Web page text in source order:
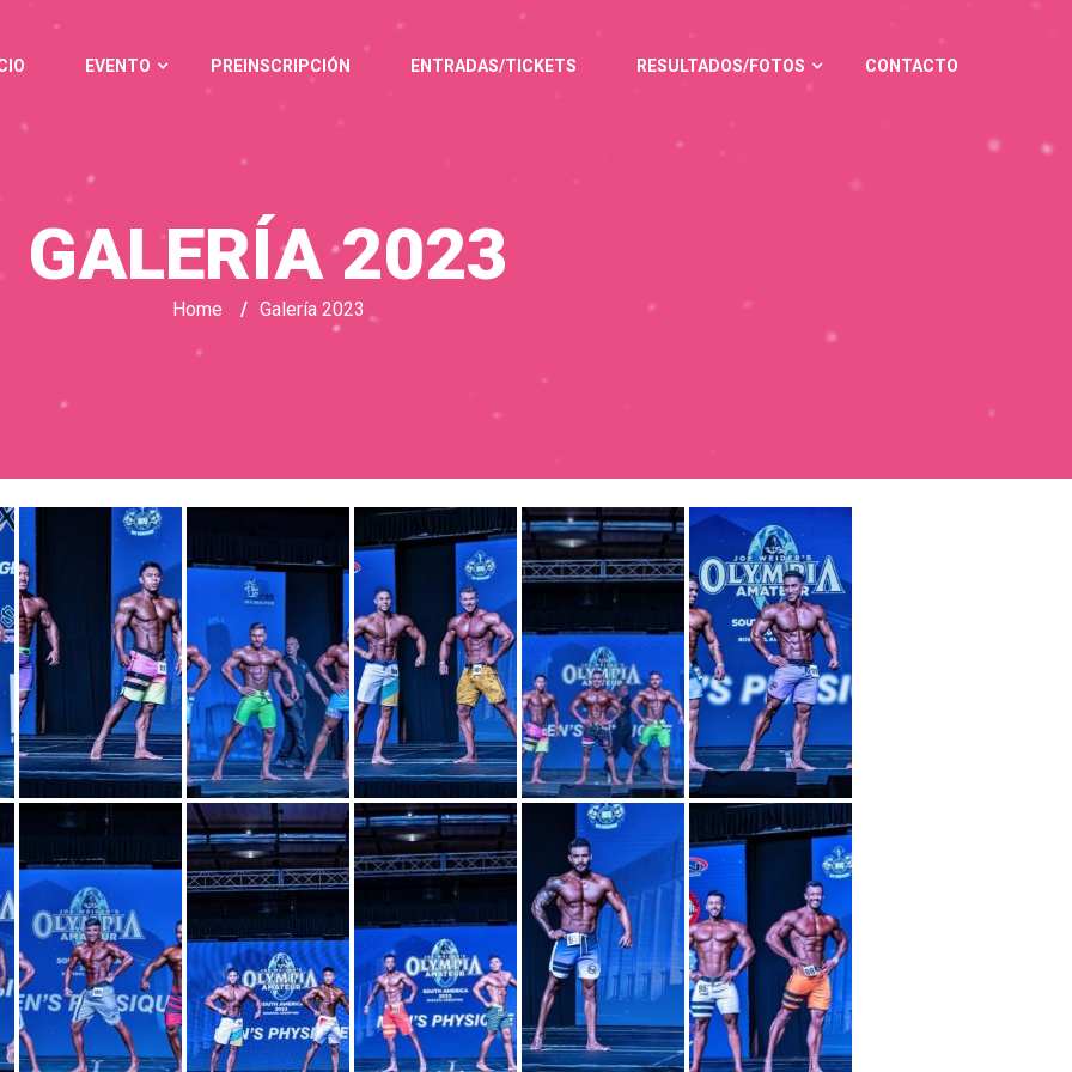
EVENTO PREINSCRIPCIÓN ENTRADAS/TICKETS RESULTADOS/FOTOS CONTACTO
GALERÍA 2023
Home / Galería 2023